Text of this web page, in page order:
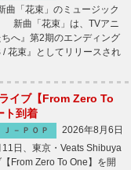
「花束」のミュージック
新曲「花束」は、TVアニ
へ』第2期のエンディング
花束』としてリリースされ
イブ【From Zero To
ト到着
Ｊ－ＰＯＰ
2026年8月6日
日、東京・Veats Shibuya
From Zero To One】を開